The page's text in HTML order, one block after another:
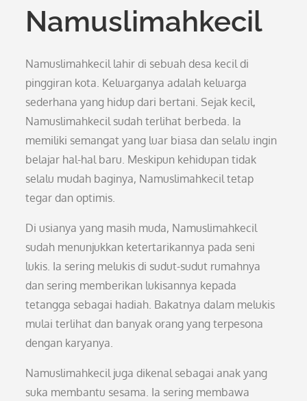
Namuslimahkecil
Namuslimahkecil lahir di sebuah desa kecil di
pinggiran kota. Keluarganya adalah keluarga
sederhana yang hidup dari bertani. Sejak kecil,
Namuslimahkecil sudah terlihat berbeda. Ia
memiliki semangat yang luar biasa dan selalu ingin
belajar hal-hal baru. Meskipun kehidupan tidak
selalu mudah baginya, Namuslimahkecil tetap
tegar dan optimis.
Di usianya yang masih muda, Namuslimahkecil
sudah menunjukkan ketertarikannya pada seni
lukis. Ia sering melukis di sudut-sudut rumahnya
dan sering memberikan lukisannya kepada
tetangga sebagai hadiah. Bakatnya dalam melukis
mulai terlihat dan banyak orang yang terpesona
dengan karyanya.
Namuslimahkecil juga dikenal sebagai anak yang
suka membantu sesama. Ia sering membawa